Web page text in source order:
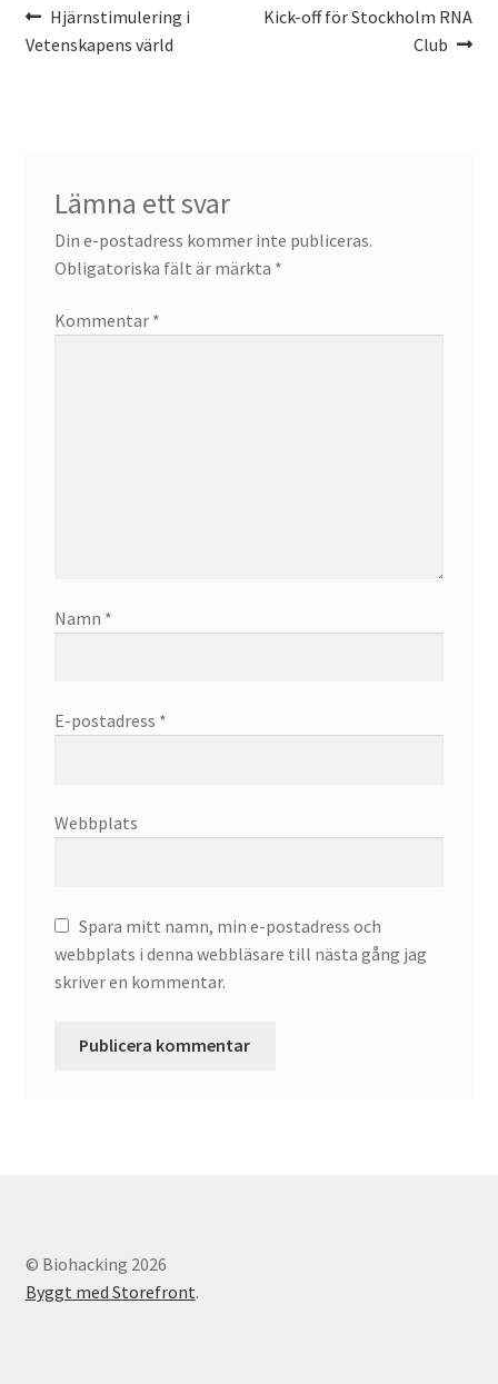
Inläggsnavigering
Föregående
inlägg:
Hjärnstimulering i
Vetenskapens värld
Nästa
Kick-off för Stockholm RNA
Club
Lämna ett svar
Din e-postadress kommer inte publiceras.
Obligatoriska fält är märkta *
Kommentar *
Namn *
E-postadress *
Webbplats
Spara mitt namn, min e-postadress och
webbplats i denna webbläsare till nästa gång jag
skriver en kommentar.
© Biohacking 2026
Byggt med Storefront.